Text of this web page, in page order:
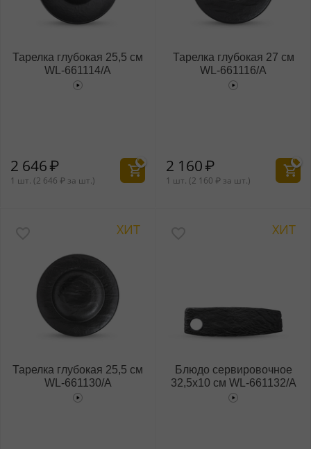
Тарелка глубокая 25,5 см
WL‑661114/A
2 646₽
1 шт. (2 646 ₽ за шт.)
Тарелка глубокая 27 см
WL‑661116/A
2 160₽
1 шт. (2 160 ₽ за шт.)
ХИТ
Тарелка глубокая 25,5 см
WL‑661130/A
ХИТ
Блюдо сервировочное
32,5x10 см WL‑661132/A